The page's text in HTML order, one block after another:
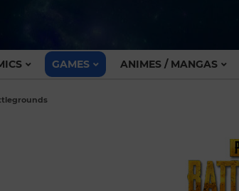
GAMES ANIMES / MANGAS